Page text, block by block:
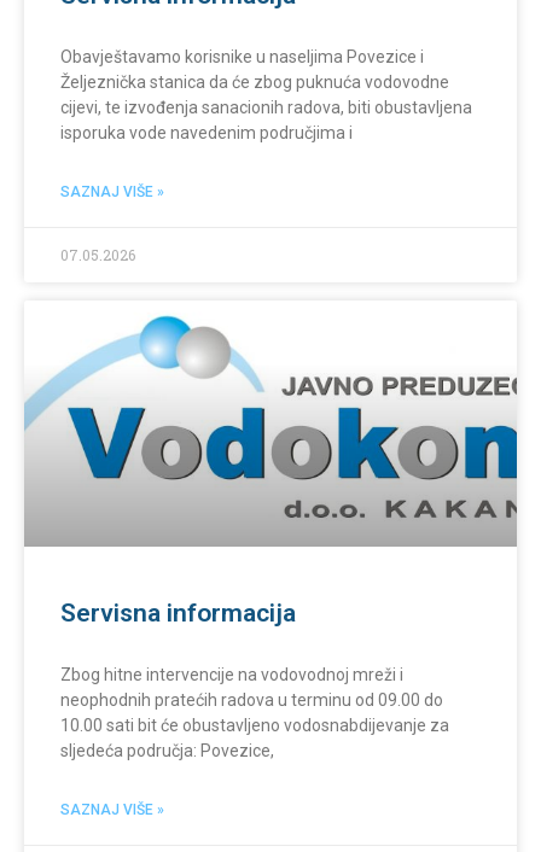
Obavještavamo korisnike u naseljima Povezice i
Željeznička stanica da će zbog puknuća vodovodne
cijevi, te izvođenja sanacionih radova, biti obustavljena
isporuka vode navedenim područjima i
SAZNAJ VIŠE »
07.05.2026
Servisna informacija
Zbog hitne intervencije na vodovodnoj mreži i
neophodnih pratećih radova u terminu od 09.00 do
10.00 sati bit će obustavljeno vodosnabdijevanje za
sljedeća područja: Povezice,
SAZNAJ VIŠE »